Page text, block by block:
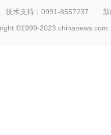
技术支持：0991-8557237
©1999-2023